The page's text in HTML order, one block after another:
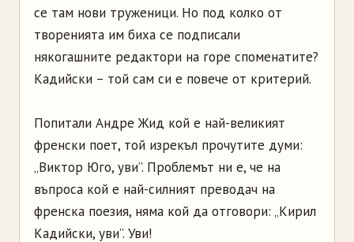
се там нови труженици. Но под колко от
творенията им биха се подписали
някогашните редактори на горе споменатите?
Кадийски – той сам си е повече от критерий.
Попитали Андре Жид кой е най-великият
френски поет, той изрекъл прочутите думи:
„Виктор Юго, уви”. Проблемът ни е, че на
въпроса кой е най-силният преводач на
френска поезия, няма кой да отговори: „Кирил
Кадийски, уви”. Уви!